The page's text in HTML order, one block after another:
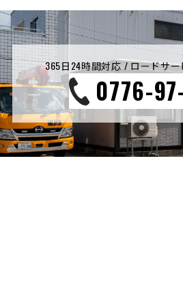
365日24時間対応 / ロードサ
0776-